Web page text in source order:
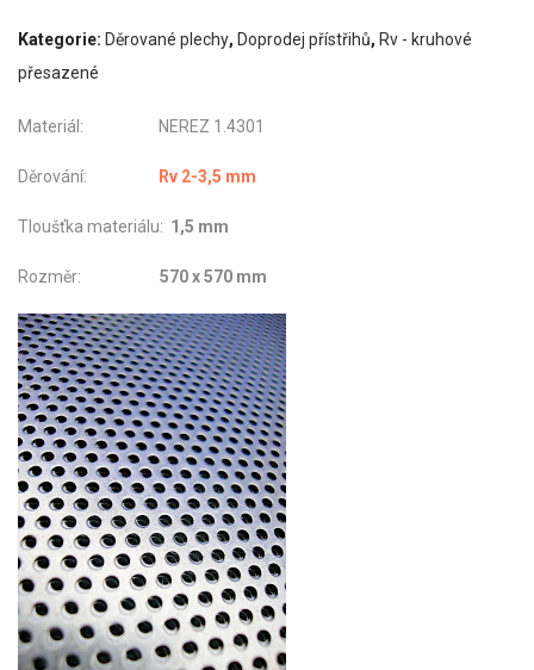
Kategorie: Děrované plechy, Doprodej přístřihů, Rv - kruhové
přesazené
Materiál: NEREZ 1.4301
Děrování: Rv 2-3,5 mm
Tloušťka materiálu: 1,5 mm
Rozměr: 570 x 570 mm